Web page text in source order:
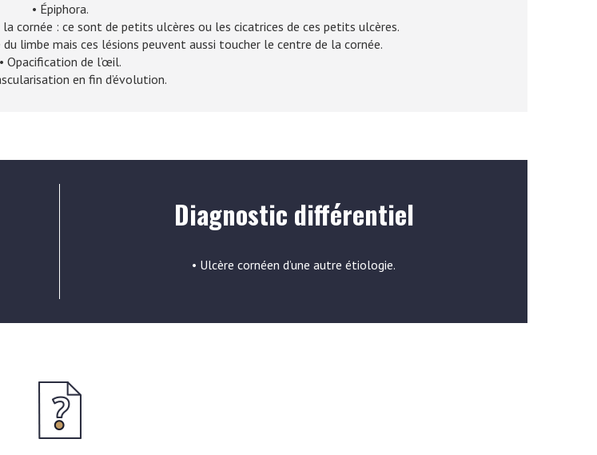
• Épiphora.
cornée : ce sont de petits ulcères ou les cicatrices de ces petits ulcères.
limbe mais ces lésions peuvent aussi toucher le centre de la cornée.
• Opacification de l’œil.
en fin d’évolution.
Diagnostic différentiel
• Ulcère cornéen d’une autre étiologie.